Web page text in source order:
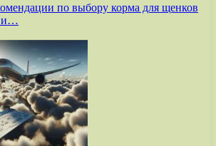
по выбору корма для щенков
и…